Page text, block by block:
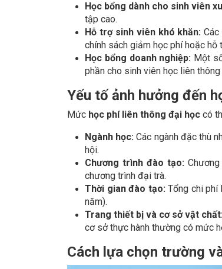
Học bổng dành cho sinh viên
tập cao.
Hỗ trợ sinh viên khó khăn:
chính sách giảm học phí hoặc hỗ
Học bổng doanh nghiệp: Một
phần cho sinh viên học liên
Yếu tố ảnh hưởng đến
Mức học phí liên thông đại học có
Ngành học: Các ngành đặc thù
hội.
Chương trình đào tạo:Chương
chương trình đại trà.
Thời gian đào tạo:Tổng chi phí
năm).
Trang thiết bị và cơ sở vật
cơ sở thực hành thường có mức
Cách lựa chọn trường